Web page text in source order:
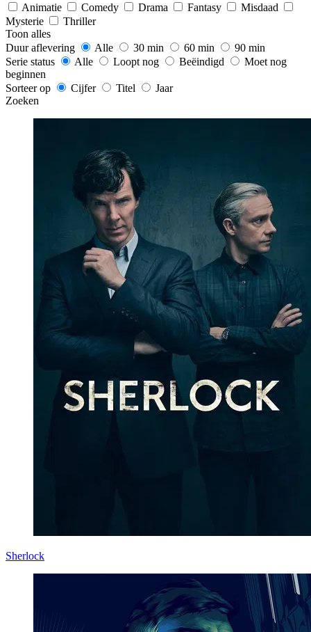
Animatie
Comedy Drama Fantasy
Misdaad
Mysterie
Thriller
Toon alles
Duur aflevering
Alle 30 min 60 min
90 min
Serie status
Alle Loopt nog Beëindigd
Moet nog
beginnen
Sorteer op
Cijfer Titel
Jaar
Zoeken
Sherlock